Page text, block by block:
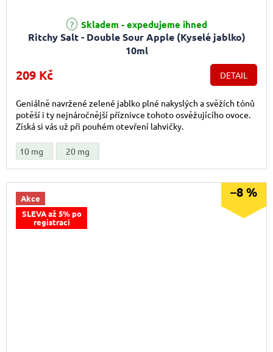
Ritchy Salt - Double Sour Apple (Kyselé jablko)
10ml
Průměrné hodnocení produktu je 4,0 z 5 hvězdiček.
Skladem - expedujeme ihned
209 Kč DETAIL
Geniálně navržené zelené jablko plné nakyslých a svěžích tónů
potěší i ty nejnáročnější příznivce tohoto osvěžujícího ovoce.
Získá si vás už při pouhém otevření lahvičky.
10 mg 20 mg
Akce
SLEVA až 5% po
registraci
–8 %